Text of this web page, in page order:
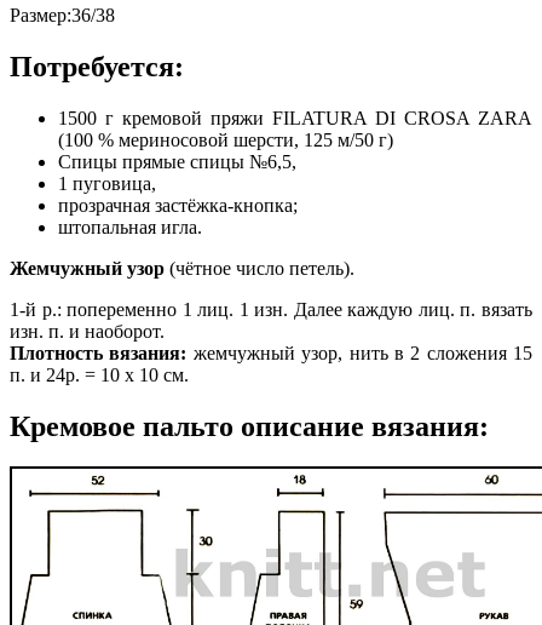
Размер:36/38
Потребуется:
1500 г кремовой пряжи FILATURA DI CROSA ZARA
(100 % мериносовой шерсти, 125 м/50 г)
Спицы прямые спицы №6,5,
1 пуговица,
прозрачная застёжка-кнопка;
штопальная игла.
Жемчужный узор (чётное число петель).
1-й р.: попеременно 1 лиц. 1 изн. Далее каждую лиц. п. вязать
изн. п. и наоборот.
Плотность вязания: жемчужный узор, нить в 2 сложения 15
п. и 24р. = 10 х 10 см.
Кремовое пальто описание вязания: